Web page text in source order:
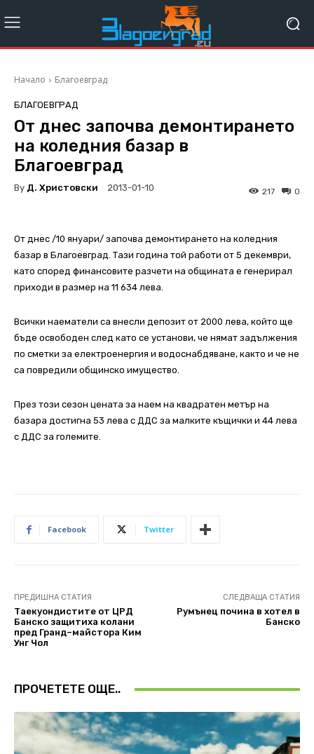
Начало Благоевград
БЛАГОЕВГРАД
От днес започва демонтирането
на коледния базар в
Благоевград
By Д. Христовски 2013-01-10 0
217
От днес /10 януари/ започва демонтирането на коледния
базар в Благоевград. Тази година той работи от 5 декември,
като според финансовите разчети на общината е генерирал
приходи в размер на 11 634 лева.
Всички наематели са внесли депозит от 2000 лева, който ще
бъде освободен след като се установи, че нямат задължения
по сметки за електроенергия и водоснабдяване, както и че не
са повредили общинско имущество.
През този сезон цената за наем на квадратен метър на
базара достигна 53 лева с ДДС за малките къщички и 44 лева
с ДДС за големите.
Facebook Twitter
ПРЕДИШНА СТАТИЯ
Таекуондистите от ЦРД
Банско защитиха колани
пред Гранд–майстора Ким
Унг Чол
СЛЕДВАЩА СТАТИЯ
Румънец почина в хотел в
Банско
ПРОЧЕТЕТЕ ОЩЕ..